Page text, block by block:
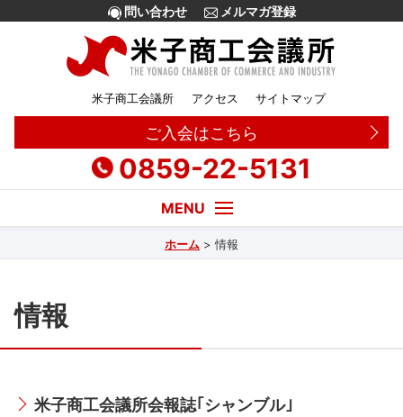
問い合わせ メルマガ登録
米子商工会議所 アクセス サイトマップ
ご入会はこちら
0859-22-5131
補助金
共済・福利厚生
ホーム > 情報
情報
米子商工会議所会報誌｢シャンブル｣